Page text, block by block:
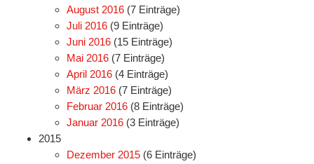
August 2016 (7 Einträge)
Juli 2016 (9 Einträge)
Juni 2016 (15 Einträge)
Mai 2016 (7 Einträge)
April 2016 (4 Einträge)
März 2016 (7 Einträge)
Februar 2016 (8 Einträge)
Januar 2016 (3 Einträge)
2015
Dezember 2015 (6 Einträge)